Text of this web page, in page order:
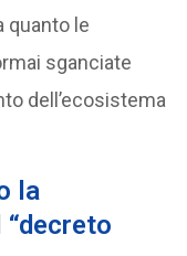
quanto le
sganciate
dell’ecosistema
la